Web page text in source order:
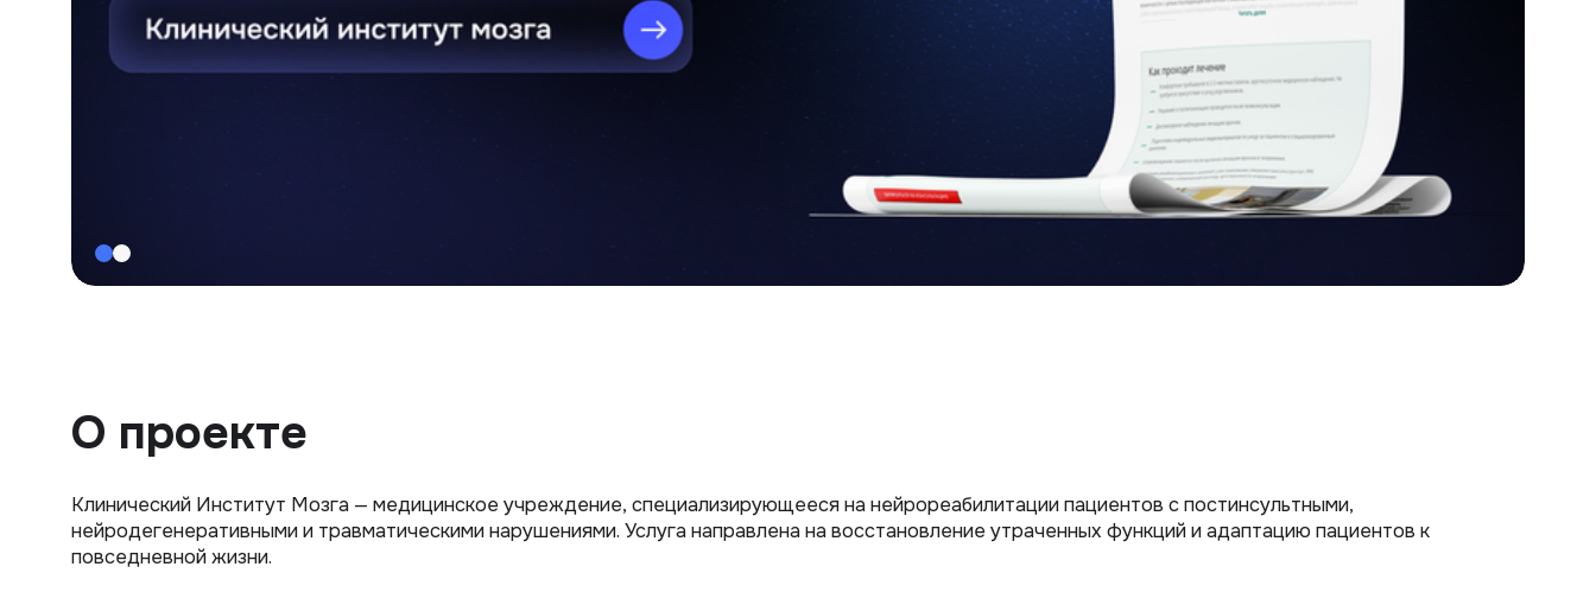
О проекте
Клинический Институт Мозга — медицинское учреждение, специализирующееся на нейрореабилитации пациентов с постинсультными,
нейродегенеративными и травматическими нарушениями. Услуга направлена на восстановление утраченных функций и адаптацию пациентов к
повседневной жизни.